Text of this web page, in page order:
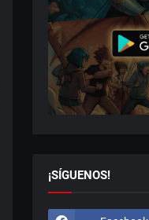
¡SÍGUENOS!